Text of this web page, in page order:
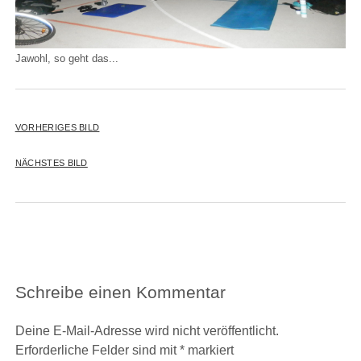
Jawohl, so geht das...
VORHERIGES BILD
NÄCHSTES BILD
Schreibe einen Kommentar
Deine E-Mail-Adresse wird nicht veröffentlicht.
Erforderliche Felder sind mit*markiert